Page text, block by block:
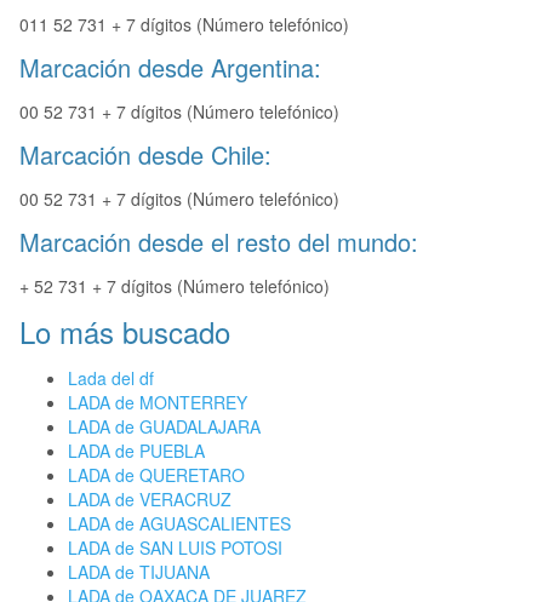
011 52 731 + 7 dígitos (Número telefónico)
Marcación desde Argentina:
00 52 731 + 7 dígitos (Número telefónico)
Marcación desde Chile:
00 52 731 + 7 dígitos (Número telefónico)
Marcación desde el resto del mundo:
+ 52 731 + 7 dígitos (Número telefónico)
Lo más buscado
Lada del df
LADA de MONTERREY
LADA de GUADALAJARA
LADA de PUEBLA
LADA de QUERETARO
LADA de VERACRUZ
LADA de AGUASCALIENTES
LADA de SAN LUIS POTOSI
LADA de TIJUANA
LADA de OAXACA DE JUAREZ